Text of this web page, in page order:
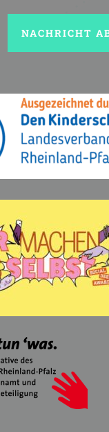
NACHRICHT